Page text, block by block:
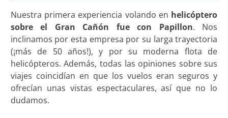
Nuestra primera experiencia volando en helicóptero
sobre el Gran Cañón fue con
Papillon. Nos
inclinamos por esta empresa por su larga trayectoria
(¡más de 50 años!), y por su moderna flota de
helicópteros. Además, todas las opiniones sobre sus
viajes coincidían en que los vuelos eran seguros y
ofrecían unas vistas espectaculares, así que no lo
dudamos.